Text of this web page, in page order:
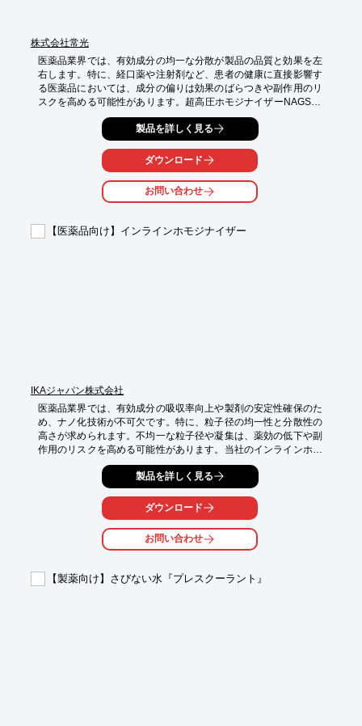
株式会社常光
医薬品業界では、有効成分の均一な分散が製品の品質と効果を左
右します。特に、経口薬や注射剤など、患者の健康に直接影響す
る医薬品においては、成分の偏りは効果のばらつきや副作用のリ
スクを高める可能性があります。超高圧ホモジナイザーNAGS20
は、医薬品の製造プロセスにおいて、均一な分散を実現し、製品
の品質向上に貢献します。
【活用シーン】
・医薬品原薬の分散
・注射剤の調製
・軟膏、クリームの乳化
・有効成分の均一な分散による効果の安定化
製品を詳しく見る
ダウンロード
お問い合わせ
【医薬品向け】インラインホモジナイザー
IKAジャパン株式会社
医薬品業界では、有効成分の吸収率向上や製剤の安定性確保のた
め、ナノ化技術が不可欠です。特に、粒子径の均一性と分散性の
高さが求められます。不均一な粒子径や凝集は、薬効の低下や副
作用のリスクを高める可能性があります。当社のインラインホモ
ジナイザーは、メディアレスで均一な分散を実現し、医薬品の品
【活用シーン】
・医薬品のナノ分散
・リポソーム製剤の製造
・注射剤の調製
【導入の効果】
製品を詳しく見る
ダウンロード
お問い合わせ
【製薬向け】さびない水『プレスクーラント』